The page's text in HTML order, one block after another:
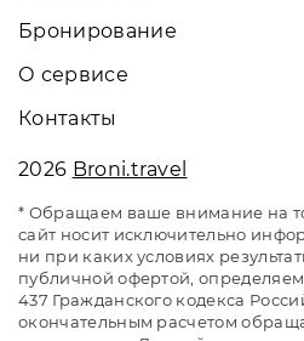
Бронирование
О сервисе
Контакты
2026 Broni.travel
* Обращаем ваше внимание на
сайт носит исключительно
ни при каких условиях
публичной офертой,
437 Гражданского кодекса
окончательным расчетом